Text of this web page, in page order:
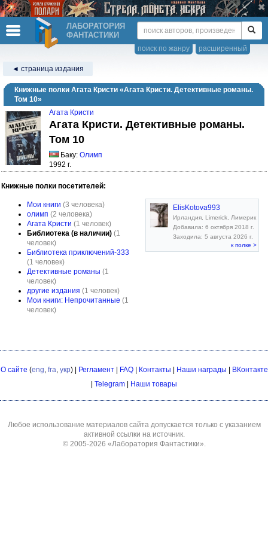
ЛАБОРАТОРИЯ
ФАНТАСТИКИ
расширенный
поиск по жанру
◄ страница издания
Книжные полки Агата Кристи «Агата Кристи. Детективные романы.
Том 10»
Агата Кристи
Агата Кристи. Детективные романы.
Том 10
Баку: Олимп
1992 г.
Книжные полки посетителей:
Мои книги (3 человека)
олимп (2 человека)
Агата Кристи (1 человек)
Библиотека (в наличии) (1
человек)
Библиотека приключений-333
(1 человек)
Детективные романы (1
человек)
другие издания (1 человек)
Мои книги: Непрочитанные (1
человек)
ElisKotova993
Ирландия, Limerick, Лимерик
Добавила: 6 октября 2018 г.
Заходила: 5 августа 2026 г.
к полке >
О сайте (eng, fra, укр) | Регламент| FAQ| Контакты Наши награды
ВКонтакте
Telegram Наши товары
Любое использование материалов сайта допускается только с указанием
активной ссылки на источник.
© 2005-2026 «Лаборатория Фантастики».